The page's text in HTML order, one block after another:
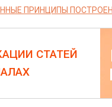
ПРИНЦИПЫ
СТАТЕЙ